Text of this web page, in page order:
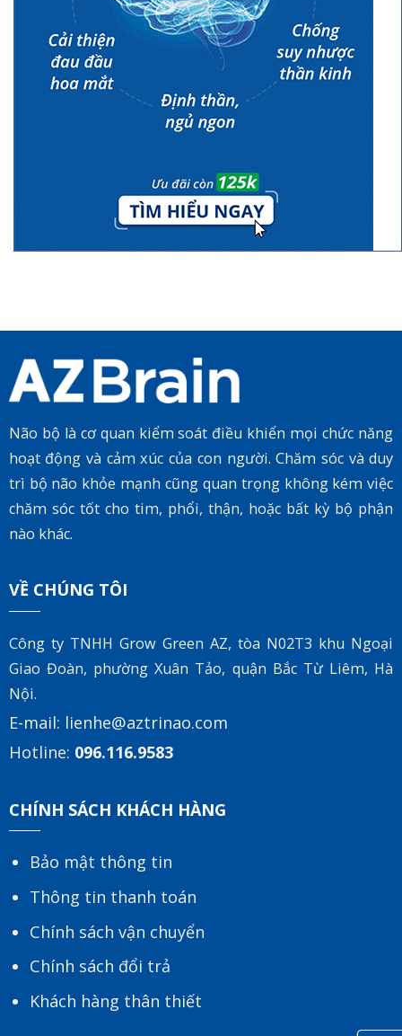
Não bộ là cơ quan kiểm soát điều khiển mọi chức năng
hoạt động và cảm xúc của con người. Chăm sóc và duy
trì bộ não khỏe mạnh cũng quan trọng không kém việc
chăm sóc tốt cho tim, phổi, thận, hoặc bất kỳ bộ phận
nào khác.
VỀ CHÚNG TÔI
Công ty TNHH Grow Green AZ, tòa N02T3 khu Ngoại
Giao Đoàn, phường Xuân Tảo, quận Bắc Từ Liêm, Hà
Nội.
E-mail: lienhe@aztrinao.com
Hotline: 096.116.9583
CHÍNH SÁCH KHÁCH HÀNG
Bảo mật thông tin
Thông tin thanh toán
Chính sách vận chuyển
Chính sách đổi trả
Khách hàng thân thiết